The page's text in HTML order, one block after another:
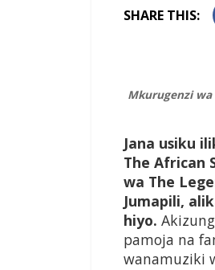
SHARE THIS:
Mkurugenzi wa
Jana usiku
The African
wa The
Jumapili,
hiyo.
pamoja na
wanamuziki